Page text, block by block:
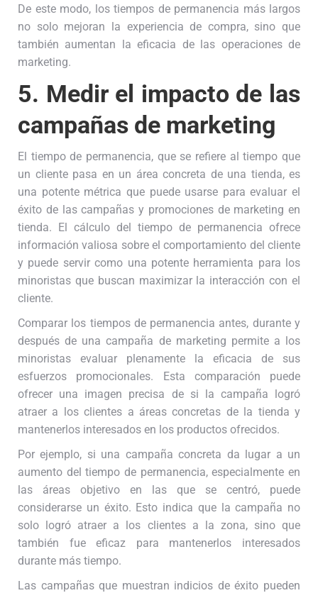
De este modo, los tiempos de permanencia más largos
no solo mejoran la experiencia de compra, sino que
también aumentan la eficacia de las operaciones de
marketing.
5. Medir el impacto de las
campañas de marketing
El tiempo de permanencia, que se refiere al tiempo que
un cliente pasa en un área concreta de una tienda, es
una potente métrica que puede usarse para evaluar el
éxito de las campañas y promociones de marketing en
tienda. El cálculo del tiempo de permanencia ofrece
información valiosa sobre el comportamiento del cliente
y puede servir como una potente herramienta para los
minoristas que buscan maximizar la interacción con el
cliente.
Comparar los tiempos de permanencia antes, durante y
después de una campaña de marketing permite a los
minoristas evaluar plenamente la eficacia de sus
esfuerzos promocionales. Esta comparación puede
ofrecer una imagen precisa de si la campaña logró
atraer a los clientes a áreas concretas de la tienda y
mantenerlos interesados en los productos ofrecidos.
Por ejemplo, si una campaña concreta da lugar a un
aumento del tiempo de permanencia, especialmente en
las áreas objetivo en las que se centró, puede
considerarse un éxito. Esto indica que la campaña no
solo logró atraer a los clientes a la zona, sino que
también fue eficaz para mantenerlos interesados
durante más tiempo.
Las campañas que muestran indicios de éxito pueden